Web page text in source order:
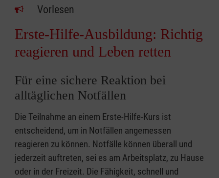
Vorlesen
Erste-Hilfe-Ausbildung: Richtig
reagieren und Leben retten
Für eine sichere Reaktion bei
alltäglichen Notfällen
Die Teilnahme an einem Erste-Hilfe-Kurs ist
entscheidend, um in Notfällen angemessen
reagieren zu können. Notfälle können überall und
jederzeit auftreten, sei es am Arbeitsplatz, zu Hause
oder in der Freizeit. Die Fähigkeit, schnell und